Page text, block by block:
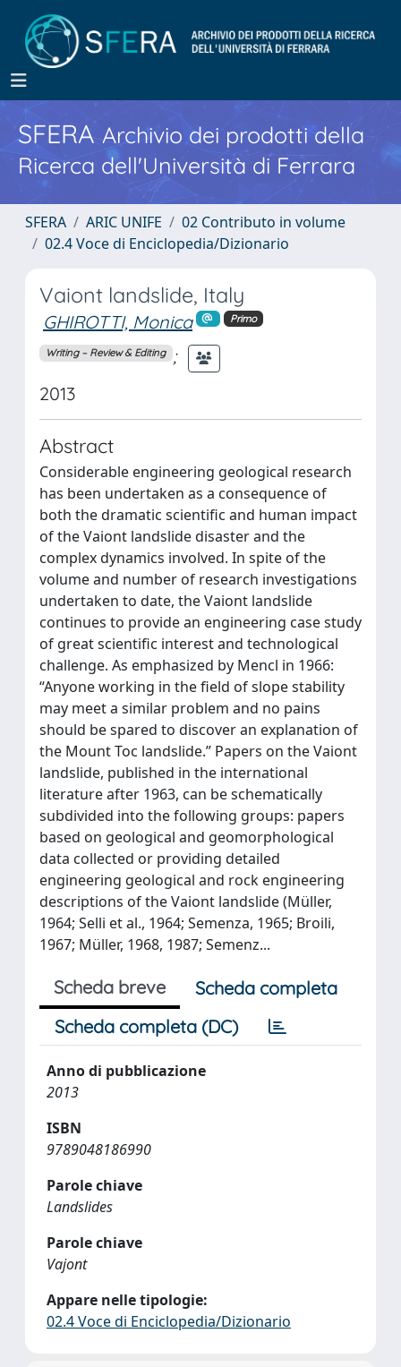
SFERA Archivio dei prodotti della
Ricerca dell'Università di Ferrara
SFERA ARIC UNIFE
02 Contributo in volume
02.4 Voce di Enciclopedia/Dizionario
Vaiont landslide, Italy
GHIROTTI, Monica Primo
Writing – Review & Editing ;
2013
Abstract
Considerable engineering geological research
has been undertaken as a consequence of
both the dramatic scientific and human impact
of the Vaiont landslide disaster and the
complex dynamics involved. In spite of the
volume and number of research investigations
undertaken to date, the Vaiont landslide
continues to provide an engineering case study
of great scientific interest and technological
challenge. As emphasized by Mencl in 1966:
“Anyone working in the field of slope stability
may meet a similar problem and no pains
should be spared to discover an explanation of
the Mount Toc landslide.” Papers on the Vaiont
landslide, published in the international
literature after 1963, can be schematically
subdivided into the following groups: papers
based on geological and geomorphological
data collected or providing detailed
engineering geological and rock engineering
descriptions of the Vaiont landslide (Müller,
1964; Selli et al., 1964; Semenza, 1965; Broili,
1967; Müller, 1968, 1987; Semenz...
Scheda breve
Scheda completa
Scheda completa (DC)
Anno di pubblicazione
2013
ISBN
9789048186990
Parole chiave
Landslides
Parole chiave
Vajont
Appare nelle tipologie:
02.4 Voce di Enciclopedia/Dizionario